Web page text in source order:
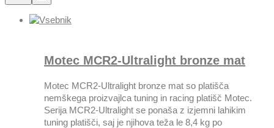
Motec MCR2-Ultralight bronze mat
Motec MCR2-Ultralight bronze mat so platišča
nemškega proizvajlca tuning in racing platišč Motec.
Serija MCR2-Ultralight se ponaša z izjemni lahikim
tuning platišči, saj je njihova teža le 8,4 kg po